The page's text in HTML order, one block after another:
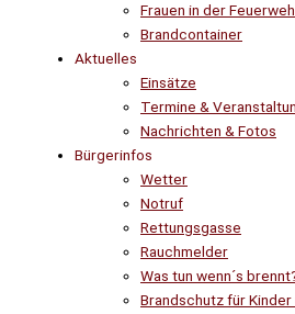
Frauen in der
Brandcontainer
Aktuelles
Einsätze
Termine &
Nachrichten & Fotos
Bürgerinfos
Wetter
Notruf
Rettungsgasse
Rauchmelder
Was tun wenn´s
Brandschutz für Kinder